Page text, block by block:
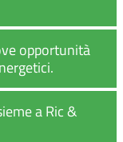
opportunità
a Ric &